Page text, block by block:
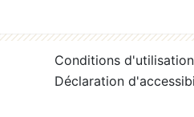
Conditions d'utilisation
Déclaration